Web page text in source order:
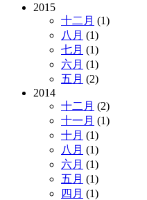
2015
十二月 (1)
八月 (1)
七月 (1)
六月 (1)
五月 (2)
2014
十二月 (2)
十一月 (1)
十月 (1)
八月 (1)
六月 (1)
五月 (1)
四月 (1)